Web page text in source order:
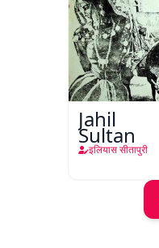
Jahil
Sultan
इलियास सीतापुरी